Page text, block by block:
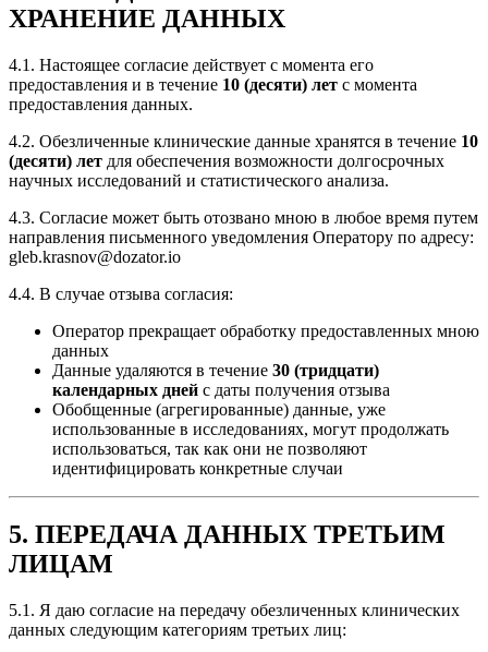
ХРАНЕНИЕ ДАННЫХ
4.1. Настоящее согласие действует с момента его
предоставления и в течение 10 (десяти) лет с момента
предоставления данных.
4.2. Обезличенные клинические данные хранятся в течение 10
(десяти) лет для обеспечения возможности долгосрочных
научных исследований и статистического анализа.
4.3. Согласие может быть отозвано мною в любое время путем
направления письменного уведомления Оператору по адресу:
gleb.krasnov@dozator.io
4.4. В случае отзыва согласия:
Оператор прекращает обработку предоставленных мною
данных
Данные удаляются в течение 30 (тридцати)
календарных дней с даты получения отзыва
Обобщенные (агрегированные) данные, уже
использованные в исследованиях, могут продолжать
использоваться, так как они не позволяют
идентифицировать конкретные случаи
5. ПЕРЕДАЧА ДАННЫХ ТРЕТЬИМ
ЛИЦАМ
5.1. Я даю согласие на передачу обезличенных клинических
данных следующим категориям третьих лиц: